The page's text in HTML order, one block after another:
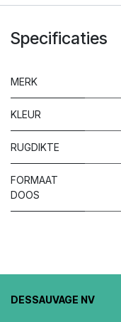
Specificaties
MERK
KLEUR
RUGDIKTE
FORMAAT
DOOS
DESSAUVAGE NV